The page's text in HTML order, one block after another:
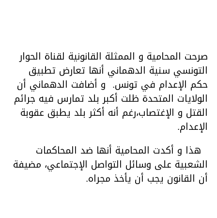
صرحت المحامية و الممثلة القانونية لقناة الحوار
التونسي سنية الدهماني أنها تعارض تطبيق
حكم الإعدام في تونس. و أضافت الدهماني أن
الولايات المتحدة ظلت أكبر بلد تمارس فيه جرائم
القتل و الإغتصاب،رغم أنه أكثر بلد يطبق عقوبة
الإعدام.
هذا و أكدت المحامية أنها ضد المحاكمات
الشعبية على وسائل التواصل الإجتماعي، مضيفة
أن القانون يجب أن يأخذ مجراه.